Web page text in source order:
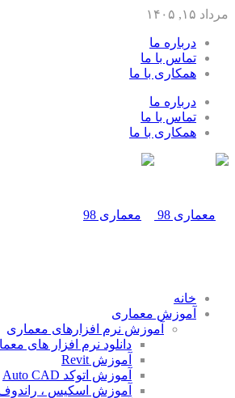
مرداد ۱۵, ۱۴۰۵
درباره ما
تماس با ما
همکاری با ما
درباره ما
تماس با ما
همکاری با ما
خانه
آموزش معماری
آموزش نرم افزارهای معماری
دانلود نرم افزار های
آموزش Revit
آموزش اتوکد Auto CAD
آموزش اسکیس ،